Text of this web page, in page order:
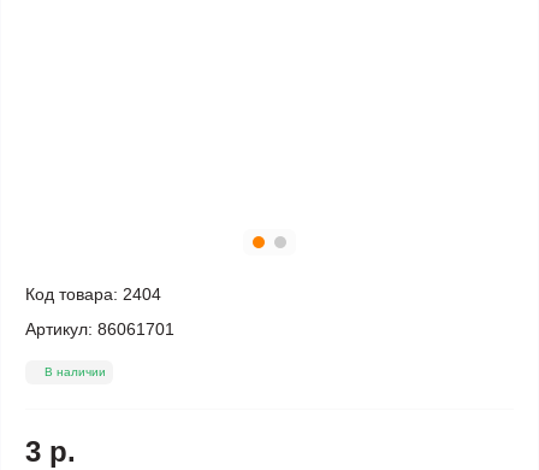
Код товара: 2404
Артикул: 86061701
В наличии
3 р.